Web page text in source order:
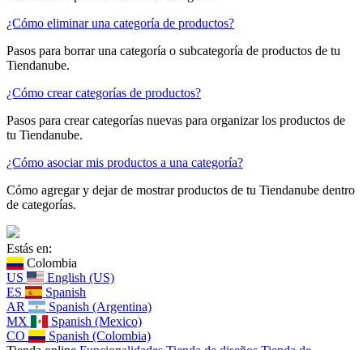
¿Cómo eliminar una categoría de productos?
Pasos para borrar una categoría o subcategoría de productos de tu
Tiendanube.
¿Cómo crear categorías de productos?
Pasos para crear categorías nuevas para organizar los productos de
tu Tiendanube.
¿Cómo asociar mis productos a una categoría?
Cómo agregar y dejar de mostrar productos de tu Tiendanube dentro
de categorías.
Estás en:
Colombia
US
English (US)
ES
Spanish
AR
Spanish (Argentina)
MX
Spanish (Mexico)
CO
Spanish (Colombia)